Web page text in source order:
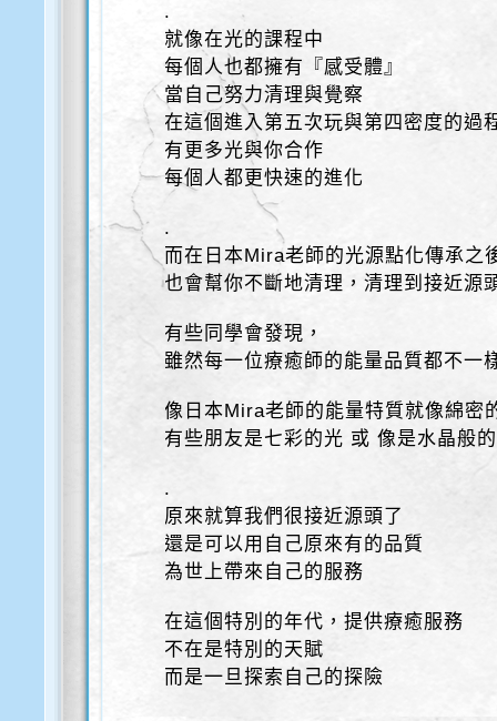
.
就像在光的課程中
每個人也都擁有『感受體』
當自己努力清理與覺察
在這個進入第五次玩與第四密度的過
有更多光與你合作
每個人都更快速的進化
.
而在日本Mira老師的光源點化傳承之
也會幫你不斷地清理，清理到接近源
有些同學會發現，
雖然每一位療癒師的能量品質都不一
像日本Mira老師的能量特質就像綿密
有些朋友是七彩的光 或 像是水晶般
.
原來就算我們很接近源頭了
還是可以用自己原來有的品質
為世上帶來自己的服務
在這個特別的年代，提供療癒服務
不在是特別的天賦
而是一旦探索自己的探險